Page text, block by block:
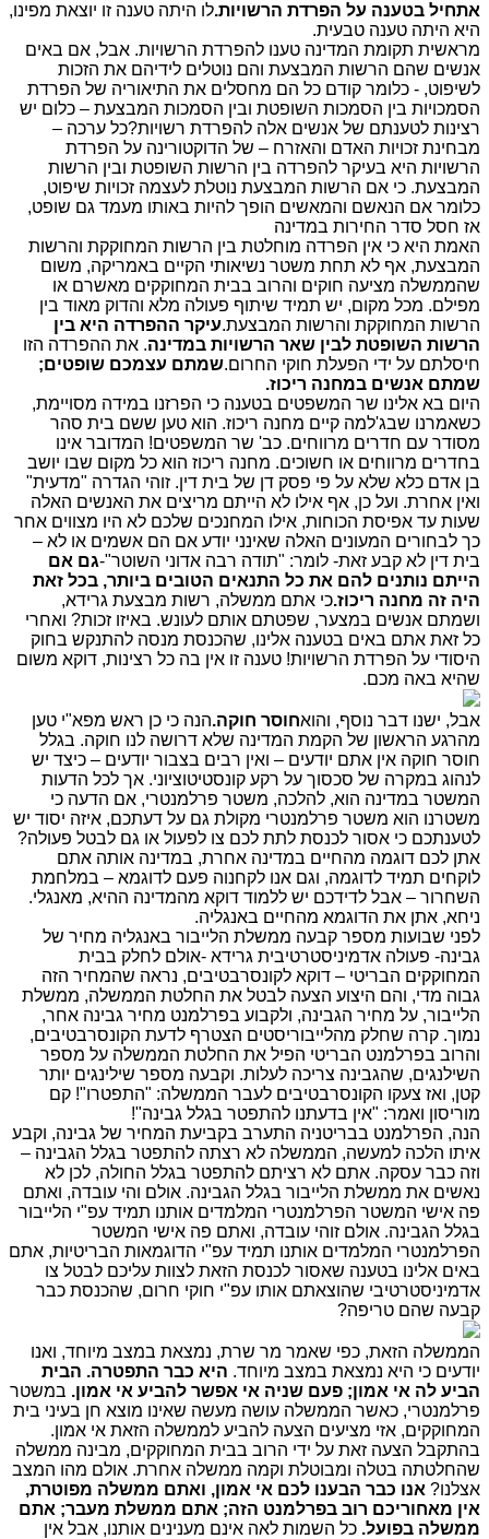
אתחיל בטענה על הפרדת הרשויות.לו היתה טענה זו יוצאת מפינו,
היא היתה טענה טבעית.
מראשית תקומת המדינה טענו להפרדת הרשויות. אבל, אם באים
אנשים שהם הרשות המבצעת והם נוטלים לידיהם את הזכות
לשיפוט, - כלומר קודם כל הם מחסלים את התיאוריה של הפרדת
הסמכויות בין הסמכות השופטת ובין הסמכות המבצעת – כלום יש
רצינות לטענתם של אנשים אלה להפרדת רשויות?כל ערכה –
מבחינת זכויות האדם והאזרח – של הדוקטורינה על הפרדת
הרשויות היא בעיקר להפרדה בין הרשות השופטת ובין הרשות
המבצעת. כי אם הרשות המבצעת נוטלת לעצמה זכויות שיפוט,
כלומר אם הנאשם והמאשים הופך להיות באותו מעמד גם שופט,
אז חסל סדר החירות במדינה
האמת היא כי אין הפרדה מוחלטת בין הרשות המחוקקת והרשות
המבצעת, אף לא תחת משטר נשיאותי הקיים באמריקה, משום
שהממשלה מציעה חוקים והרוב בבית המחוקקים מאשרם או
מפילם. מכל מקום, יש תמיד שיתוף פעולה מלא והדוק מאוד בין
הרשות המחוקקת והרשות המבצעת.עיקר ההפרדה היא בין
הרשות השופטת לבין שאר הרשויות במדינה. את ההפרדה הזו
חיסלתם על ידי הפעלת חוקי החרום.שמתם עצמכם שופטים;
שמתם אנשים במחנה ריכוז.
היום בא אלינו שר המשפטים בטענה כי הפרזנו במידה מסויימת,
כשאמרנו שבג'למה קיים מחנה ריכוז. הוא טען ששם בית סהר
מסודר עם חדרים מרווחים. כב' שר המשפטים! המדובר אינו
בחדרים מרווחים או חשוכים. מחנה ריכוז הוא כל מקום שבו יושב
בן אדם כלא שלא על פי פסק דן של בית דין. זוהי הגדרה "מדעית"
ואין אחרת. ועל כן, אף אילו לא הייתם מריצים את האנשים האלה
שעות עד אפיסת הכוחות, אילו המחנכים שלכם לא היו מצווים אחר
כך לבחורים המעונים האלה שאינני יודע אם הם אשמים או לא –
בית דין לא קבע זאת- לומר: "תודה רבה אדוני השוטר"-גם אם
הייתם נותנים להם את כל התנאים הטובים ביותר, בכל זאת
היה זה מחנה ריכוז.כי אתם ממשלה, רשות מבצעת גרידא,
ושמתם אנשים במצער, שפטתם אותם לעונש. באיזו זכות? ואחרי
כל זאת אתם באים בטענה אלינו, שהכנסת מנסה להתנקש בחוק
היסודי על הפרדת הרשויות! טענה זו אין בה כל רצינות, דוקא משום
שהיא באה מכם.
אבל, ישנו דבר נוסף, והואחוסר חוקה.הנה כי כן ראש מפא"י טען
מהרגע הראשון של הקמת המדינה שלא דרושה לנו חוקה. בגלל
חוסר חוקה אין אתם יודעים – ואין רבים בצבור יודעים – כיצד יש
לנהוג במקרה של סכסוך על רקע קונסטיטוציוני. אך לכל הדעות
המשטר במדינה הוא, להלכה, משטר פרלמנטרי, אם הדעה כי
משטרנו הוא משטר פרלמנטרי מקולת גם על דעתכם, איזה יסוד יש
לטענתכם כי אסור לכנסת לתת לכם צו לפעול או גם לבטל פעולה?
אתן לכם דוגמה מהחיים במדינה אחרת, במדינה אותה אתם
לוקחים תמיד לדוגמה, וגם אנו לקחנוה פעם לדוגמא – במלחמת
השחרור – אבל לדידכם יש ללמוד דוקא מהמדינה ההיא, מאנגלי.
ניחא, אתן את הדוגמא מהחיים באנגליה.
לפני שבועות מספר קבעה ממשלת הלייבור באנגליה מחיר של
גבינה- פעולה אדמיניסטרטיבית גרידא -אולם לחלק בבית
המחוקקים הבריטי – דוקא לקונסרבטיבים, נראה שהמחיר הזה
גבוה מדי, והם היצוע הצעה לבטל את החלטת הממשלה, ממשלת
הלייבור, על מחיר הגבינה, ולקבוע בפרלמנט מחיר גבינה אחר,
נמוך. קרה שחלק מהלייבוריסטים הצטרף לדעת הקונסרבטיבים,
והרוב בפרלמנט הבריטי הפיל את החלטת הממשלה על מספר
השילנגים, שהגבינה צריכה לעלות. וקבעה מספר שילינגים יותר
קטן, ואז צעקו הקונסרבטיבים לעבר הממשלה: "התפטרו"! קם
מוריסון ואמר: "אין בדעתנו להתפטר בגלל גבינה"!
הנה, הפרלמנט בבריטניה התערב בקביעת המחיר של גבינה, וקבע
איתו הלכה למעשה, הממשלה לא רצתה להתפטר בגלל הגבינה –
וזה כבר עסקה. אתם לא רציתם להתפטר בגלל החולה, לכן לא
נאשים את ממשלת הלייבור בגלל הגבינה. אולם והי עובדה, ואתם
פה אישי המשטר הפרלמנטרי המלמדים אותנו תמיד עפ"י הלייבור
בגלל הגבינה. אולם זוהי עובדה, ואתם פה אישי המשטר
הפרלמנטרי המלמדים אותנו תמיד עפ"י הדוגמאות הבריטיות, אתם
באים אלינו בטענה שאסור לכנסת הזאת לצוות עליכם לבטל צו
אדמיניסטרטיבי שהוצאתם אותו עפ"י חוקי חרום, שהכנסת כבר
קבעה שהם טריפה?
הממשלה הזאת, כפי שאמר מר שרת, נמצאת במצב מיוחד, ואנו
יודעים כי היא נמצאת במצב מיוחד. היא כבר התפטרה. הבית
הביע לה אי אמון; פעם שניה אי אפשר להביע אי אמון. במשטר
פרלמנטרי, כאשר הממשלה עושה מעשה שאינו מוצא חן בעיני בית
המחוקקים, אזי מציעים הצעה להביע לממשלה הזאת אי אמון.
בהתקבל הצעה זאת על ידי הרוב בבית המחוקקים, מבינה ממשלה
שהחלטתה בטלה ומבוטלת וקמה ממשלה אחרת. אולם מהו המצב
אצלנו? אנו כבר הבענו לכם אי אמון, ואתם ממשלה מפוטרת,
אין מאחוריכם רוב בפרלמנט הזה; אתם ממשלת מעבר; אתם
ממשלה בפועל. כל השמות לאה אינם מענינים אותנו, אבל אין